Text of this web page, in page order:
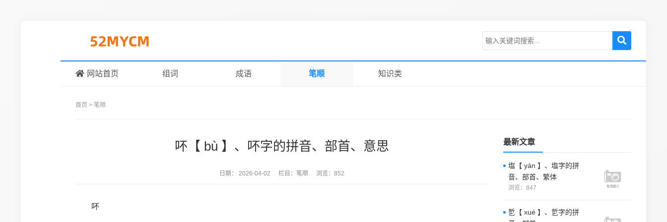
网站首页 组词 成语 笔顺 知识类
首页 > 笔顺
吥【 bù 】、吥字的拼音、部首、意思
日期：2026-04-02 栏目：笔顺 浏览：852
吥
最新文章
塩【 yán 】、塩字的拼
音、部首、繁体
浏览：847
乴【 xué 】、乴字的拼